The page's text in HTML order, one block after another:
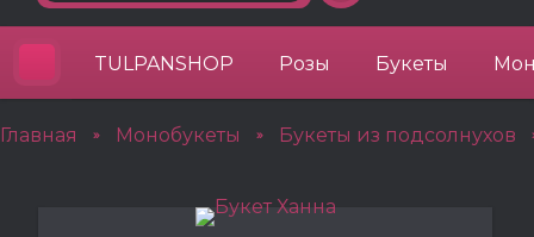
TULPANSHOP Розы Букеты
Главная » Монобукеты » Букеты из подсолнухов